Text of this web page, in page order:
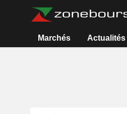
Marchés Actualités